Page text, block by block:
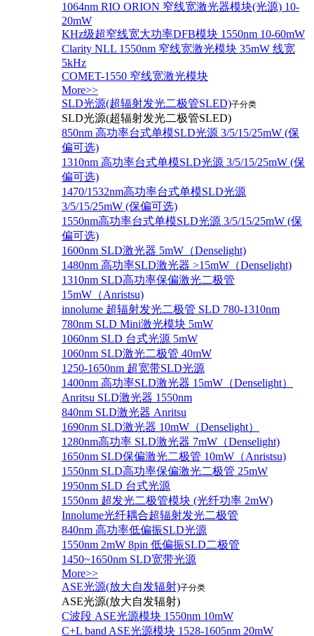
1064nm RIO ORION 窄线宽激光器模块(光源) 10-
20mW
KHz级超窄线宽大功率DFB模块 1550nm 10-60mW
Clarity NLL 1550nm 窄线宽激光模块 35mW 线宽
5kHz
COMET-1550 窄线宽激光模块
More>>
SLD光源(超辐射发光二极管SLED)子分类
SLD光源(超辐射发光二极管SLED)
850nm 高功率台式单模SLD光源 3/5/15/25mW (保
偏可选)
1310nm 高功率台式单模SLD光源 3/5/15/25mW (保
偏可选)
1470/1532nm高功率台式单模SLD光源
3/5/15/25mW (保偏可选)
1550nm高功率台式单模SLD光源 3/5/15/25mW (保
偏可选)
1600nm SLD激光器 5mW（Denselight)
1480nm 高功率SLD激光器 >15mW（Denselight)
1310nm SLD高功率保偏激光二极管
15mW（Anristsu)
innolume 超辐射发光二极管 SLD 780-1310nm
780nm SLD Mini激光模块 5mW
1060nm SLD 台式光源 5mW
1060nm SLD激光二极管 40mW
1250-1650nm 超宽带SLD光源
1400nm 高功率SLD激光器 15mW（Denselight）
Anritsu SLD激光器 1550nm
840nm SLD激光器 Anritsu
1690nm SLD激光器 10mW（Denselight）
1280nm高功率 SLD激光器 7mW（Denselight)
1650nm SLD保偏激光二极管 10mW（Anristsu)
1550nm SLD高功率保偏激光二极管 25mW
1950nm SLD 台式光源
1550nm 超发光二极管模块 (光纤功率 2mW)
Innolume光纤耦合超辐射发光二极管
840nm 高功率低偏振SLD光源
1550nm 2mW 8pin 低偏振SLD二极管
1450~1650nm SLD宽带光源
More>>
ASE光源(放大自发辐射)子分类
ASE光源(放大自发辐射)
C波段 ASE光源模块 1550nm 10mW
C+L band ASE光源模块 1528-1605nm 20mW